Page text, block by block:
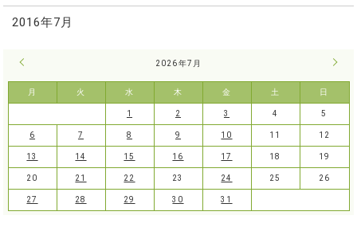
2016年7月
2026年7月
月 火 水 木 金 土 日
8月
1 2 3 4 5
6 7 8 9 10 11 12
13 14 15 16 17 18 19
20 21 22 23 24 25 26
27 28 29 30 31